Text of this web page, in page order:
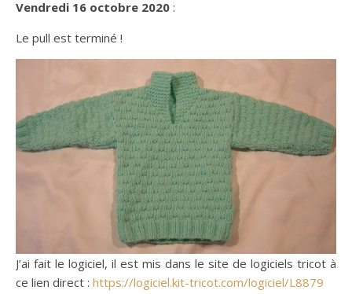
Vendredi 16 octobre 2020 :
Le pull est terminé !
J’ai fait le logiciel, il est mis dans le site de logiciels tricot à
ce lien direct : https://logiciel.kit-tricot.com/logiciel/L8879